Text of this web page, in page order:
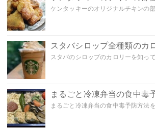
ケンタッキーのオリジナルチキンの
スタバシロップ全種類のカ
スタバのシロップのカロリーを知っ
まるごと冷凍弁当の食中毒
まるごと冷凍弁当の食中毒予防方法